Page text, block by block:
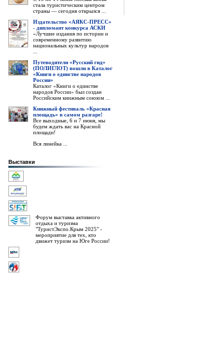
стала туристическим центром
страны — сегодня открылся ...
Издательство «АЯКС-ПРЕСС»
- дипломант конкурса АСКИ
«Лучшие издания по истории и
современному развитию
национальных культур народов
Путеводители «Русский гид»
(ПОЛИГЛОТ) вошли в Каталог
«Книги о единстве народов
России»
Каталог «Книги о единстве
народов России» был создан
Российским книжным союзом ...
Книжный фестиваль «Красная
площадь» в самом разгаре!
Все выходные, 6 и 7 июня, мы
будем ждать вас на Красной
площади!
Вся линейка ...
Выставки
Форум выставка активного
отдыха и туризма
"ТуристЭкспо.Крым 2025" -
мероприятие для тех, кто
движет туризм на Юге России!